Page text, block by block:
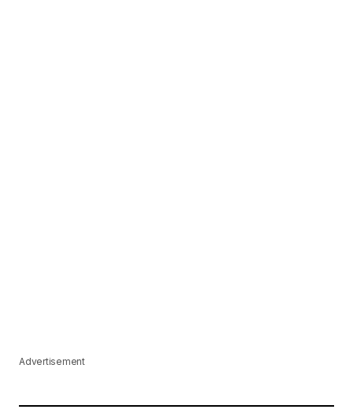
Advertisement